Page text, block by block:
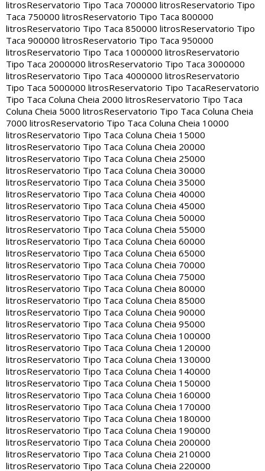
litrosReservatorio Tipo Taca 700000 litrosReservatorio Tipo
Taca 750000 litrosReservatorio Tipo Taca 800000
litrosReservatorio Tipo Taca 850000 litrosReservatorio Tipo
Taca 900000 litrosReservatorio Tipo Taca 950000
litrosReservatorio Tipo Taca 1000000 litrosReservatorio
Tipo Taca 2000000 litrosReservatorio Tipo Taca 3000000
litrosReservatorio Tipo Taca 4000000 litrosReservatorio
Tipo Taca 5000000 litrosReservatorio Tipo TacaReservatorio
Tipo Taca Coluna Cheia 2000 litrosReservatorio Tipo Taca
Coluna Cheia 5000 litrosReservatorio Tipo Taca Coluna Cheia
7000 litrosReservatorio Tipo Taca Coluna Cheia 10000
litrosReservatorio Tipo Taca Coluna Cheia 15000
litrosReservatorio Tipo Taca Coluna Cheia 20000
litrosReservatorio Tipo Taca Coluna Cheia 25000
litrosReservatorio Tipo Taca Coluna Cheia 30000
litrosReservatorio Tipo Taca Coluna Cheia 35000
litrosReservatorio Tipo Taca Coluna Cheia 40000
litrosReservatorio Tipo Taca Coluna Cheia 45000
litrosReservatorio Tipo Taca Coluna Cheia 50000
litrosReservatorio Tipo Taca Coluna Cheia 55000
litrosReservatorio Tipo Taca Coluna Cheia 60000
litrosReservatorio Tipo Taca Coluna Cheia 65000
litrosReservatorio Tipo Taca Coluna Cheia 70000
litrosReservatorio Tipo Taca Coluna Cheia 75000
litrosReservatorio Tipo Taca Coluna Cheia 80000
litrosReservatorio Tipo Taca Coluna Cheia 85000
litrosReservatorio Tipo Taca Coluna Cheia 90000
litrosReservatorio Tipo Taca Coluna Cheia 95000
litrosReservatorio Tipo Taca Coluna Cheia 100000
litrosReservatorio Tipo Taca Coluna Cheia 120000
litrosReservatorio Tipo Taca Coluna Cheia 130000
litrosReservatorio Tipo Taca Coluna Cheia 140000
litrosReservatorio Tipo Taca Coluna Cheia 150000
litrosReservatorio Tipo Taca Coluna Cheia 160000
litrosReservatorio Tipo Taca Coluna Cheia 170000
litrosReservatorio Tipo Taca Coluna Cheia 180000
litrosReservatorio Tipo Taca Coluna Cheia 190000
litrosReservatorio Tipo Taca Coluna Cheia 200000
litrosReservatorio Tipo Taca Coluna Cheia 210000
litrosReservatorio Tipo Taca Coluna Cheia 220000